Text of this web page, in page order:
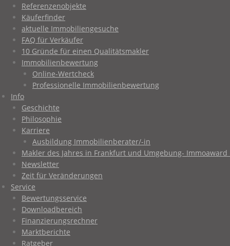
Referenzenobjekte
Käuferfinder
aktuelle Immobiliengesuche
FAQ für Verkäufer
10 Gründe für einen Qualitätsmakler
Immobilienbewertung
Online-Wertcheck
Professionelle Immobilienbewertung
Info
Geschichte
Philosophie
Karriere
Ausbildung Immobilienberater/-in
Makler des Jahres in Frankfurt und Umgebung-
Newsletter
Zeit für Veränderungen
Service
Bewertungsservice
Downloadbereich
Finanzierungsrechner
Marktberichte
Ratgeber